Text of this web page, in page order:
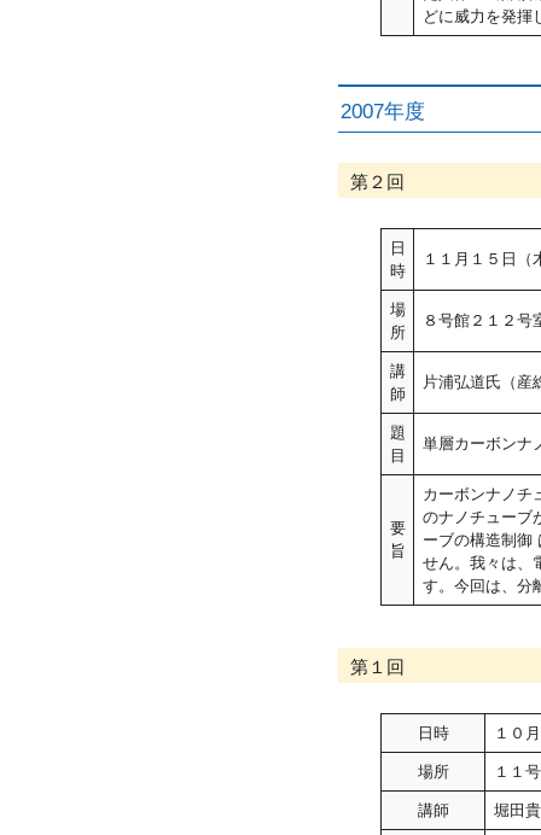
どに威力を発揮
2007年度
第２回
日
時
１１月１５日（
場
所
８号館２１２号
講
師
片浦弘道氏（産
題
目
単層カーボンナ
要
旨
カーボンナノチ
のナノチューブ
ーブの構造制御
せん。我々は、
す。今回は、分
第１回
日時 １０
場所 １１
講師 堀田